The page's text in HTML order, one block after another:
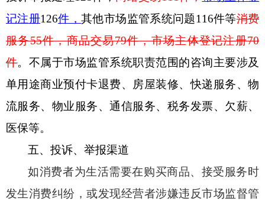
记注册126件，其他市场监管系统问题116件等消费
服务55件，商品交易79件，市场主体登记注册70
件。不属于市场监管系统职责范围的咨询主要涉及
单用途商业预付卡退费、 房屋装修、快递服务、物
流服务、物业服务、通信服务、税务发票、欠薪、
医保等。
五、投诉、举报渠道
如消费者为生活需要在购买商品、接受服务时
发生消费纠纷，或发现经营者涉嫌违反市场监督管